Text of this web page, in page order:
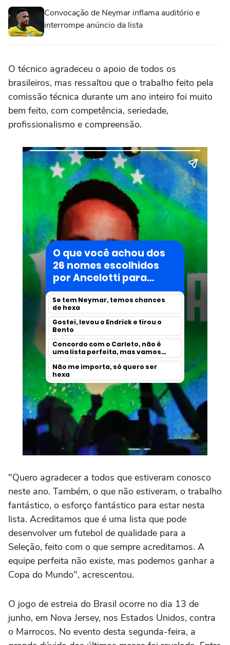
Convocação de Neymar inflama auditório e
interrompe anúncio da lista
O técnico agradeceu o apoio de todos os
brasileiros, mas ressaltou que o trabalho feito pela
comissão técnica durante um ano inteiro foi muito
bem feito, com competência, seriedade,
profissionalismo e compreensão.
"Quero agradecer a todos que estiveram conosco
neste ano. Também, o que não estiveram, o trabalho
fantástico, o esforço fantástico para estar nesta
lista. Acreditamos que é uma lista que pode
desenvolver um futebol de qualidade para a
Seleção, feito com o que sempre acreditamos. A
equipe perfeita não existe, mas podemos ganhar a
Copa do Mundo", acrescentou.
O jogo de estreia do Brasil ocorre no dia 13 de
junho, em Nova Jersey, nos Estados Unidos, contra
o Marrocos. No evento desta segunda-feira, a